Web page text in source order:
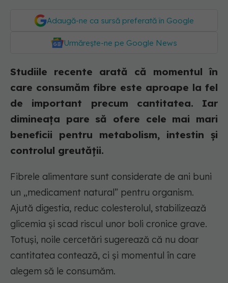
Adaugă-ne ca sursă preferată în Google
Urmărește-ne pe Google News
Studiile recente arată că momentul în
care consumăm fibre este aproape la fel
de important precum cantitatea. Iar
dimineața pare să ofere cele mai mari
beneficii pentru metabolism, intestin și
controlul greutății.
Fibrele alimentare sunt considerate de ani buni
un „medicament natural” pentru organism.
Ajută digestia, reduc colesterolul, stabilizează
glicemia și scad riscul unor boli cronice grave.
Totuși, noile cercetări sugerează că nu doar
cantitatea contează, ci și momentul în care
alegem să le consumăm.